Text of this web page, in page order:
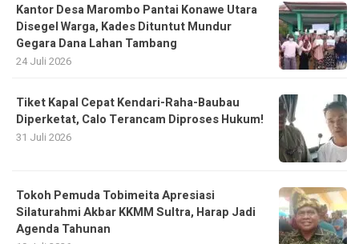
Kantor Desa Marombo Pantai Konawe Utara
Disegel Warga, Kades Dituntut Mundur
Gegara Dana Lahan Tambang
24 Juli 2026
Tiket Kapal Cepat Kendari-Raha-Baubau
Diperketat, Calo Terancam Diproses Hukum!
31 Juli 2026
Tokoh Pemuda Tobimeita Apresiasi
Silaturahmi Akbar KKMM Sultra, Harap Jadi
Agenda Tahunan